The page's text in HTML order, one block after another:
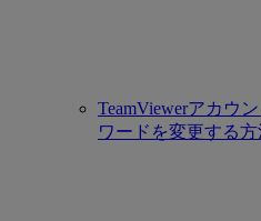
TeamViewerアカウ
ワードを変更する方